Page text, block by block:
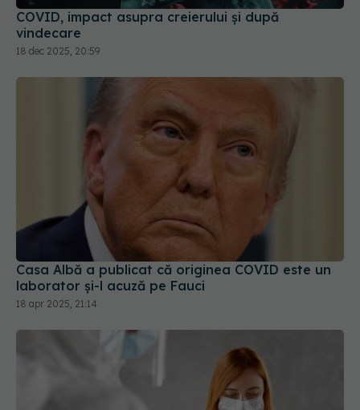
COVID, impact asupra creierului și după
vindecare
18 dec 2025, 20:59
Casa Albă a publicat că originea COVID este un
laborator și-l acuză pe Fauci
18 apr 2025, 21:14